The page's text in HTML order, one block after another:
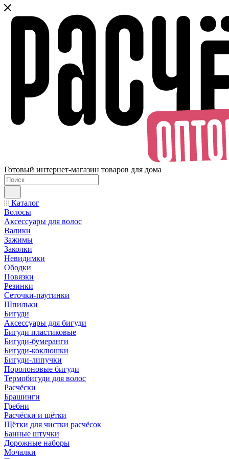
Готовый интернет-магазин товаров для дома
Каталог
Волосы
Аксессуары для волос
Валики
Зажимы
Заколки
Невидимки
Ободки
Повязки
Резинки
Сеточки-паутинки
Шпильки
Бигуди
Аксессуары для бигуди
Бигуди пластиковые
Бигуди-бумеранги
Бигуди-коклюшки
Бигуди-липучки
Поролоновые бигуди
Термобигуди для волос
Расчёски
Брашинги
Гребни
Расчёски и щётки
Щётки для чистки расчёсок
Банные штучки
Дорожные наборы
Мочалки